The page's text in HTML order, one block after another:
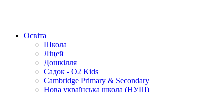
Освіта
Школа
Ліцей
Дошкілля
Садок - O2 Kids
Cambridge Primary & Secondary
Нова українська школа (НУШ)